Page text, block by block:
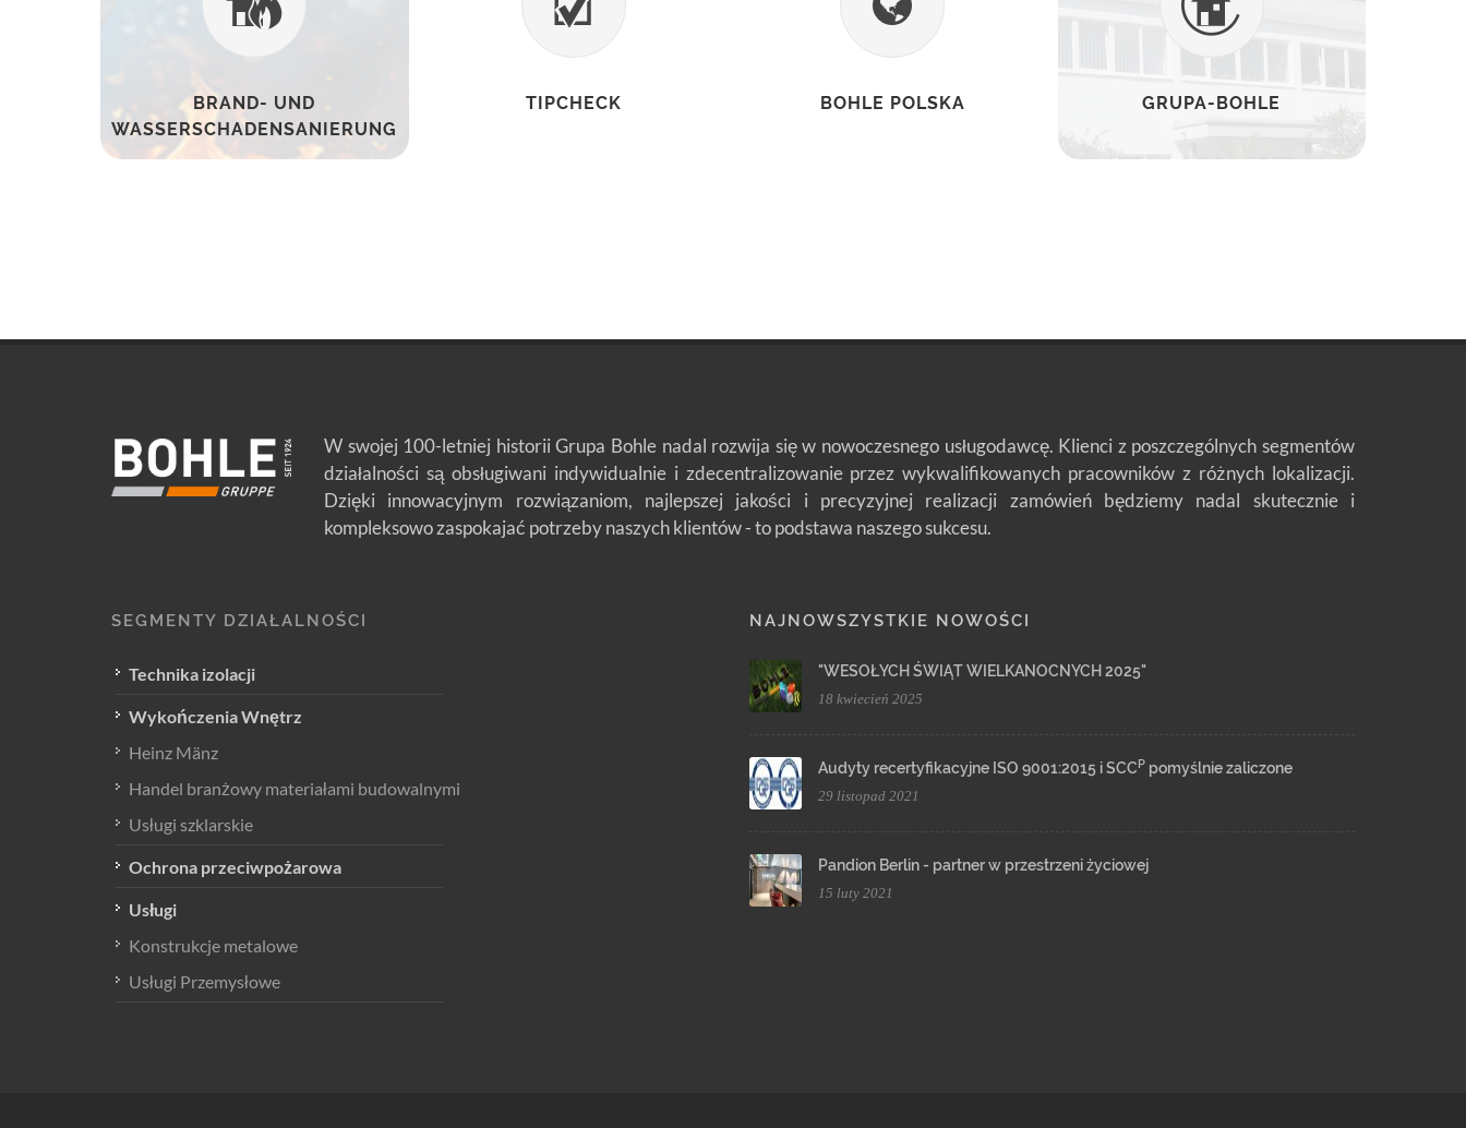
BRAND- UND
WASSERSCHADENSANIERUNG
TIPCHECK BOHLE POLSKA GRUPA-BOHLE
W swojej 100-letniej historii Grupa Bohle nadal rozwija się w nowoczesnego usługodawcę. Klienci z poszczególnych segmentów
działalności są obsługiwani indywidualnie i zdecentralizowanie przez wykwalifikowanych pracowników z różnych lokalizacji.
Dzięki innowacyjnym rozwiązaniom, najlepszej jakości i precyzyjnej realizacji zamówień będziemy nadal skutecznie i
kompleksowo zaspokajać potrzeby naszych klientów - to podstawa naszego sukcesu.
SEGMENTY DZIAŁALNOŚCI
Technika izolacji
Wykończenia Wnętrz
Heinz Mänz
Handel branżowy materiałami budowalnymi
Usługi szklarskie
Ochrona przeciwpożarowa
Usługi
Konstrukcje metalowe
Usługi Przemysłowe
NAJNOWSZYSTKIE NOWOŚCI
"WESOŁYCH ŚWIĄT WIELKANOCNYCH 2025"
18 kwiecień 2025
Audyty recertyfikacyjne ISO 9001:2015 i SCCP pomyślnie zaliczone
29 listopad 2021
Pandion Berlin - partner w przestrzeni życiowej
15 luty 2021